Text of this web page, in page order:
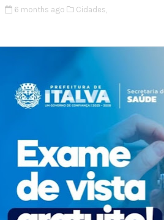
6 months ago Cidades,